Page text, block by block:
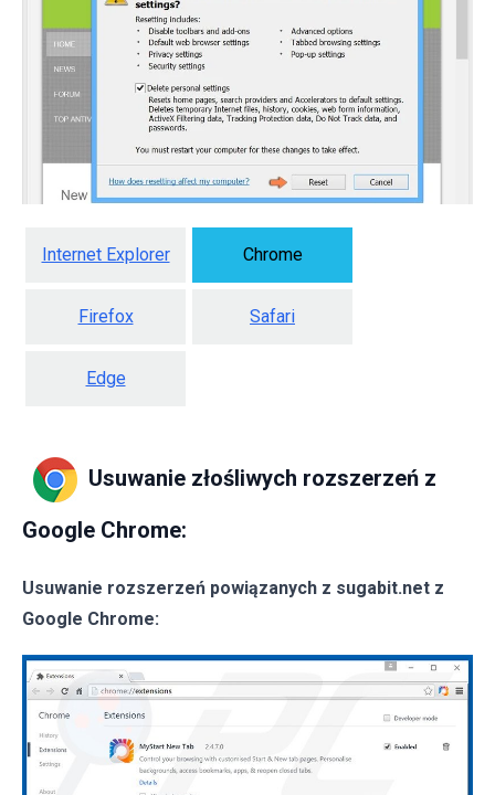
Internet Explorer Chrome
Firefox Safari
Edge
Usuwanie złośliwych rozszerzeń z
Google Chrome:
Usuwanie rozszerzeń powiązanych z sugabit.net z
Google Chrome: